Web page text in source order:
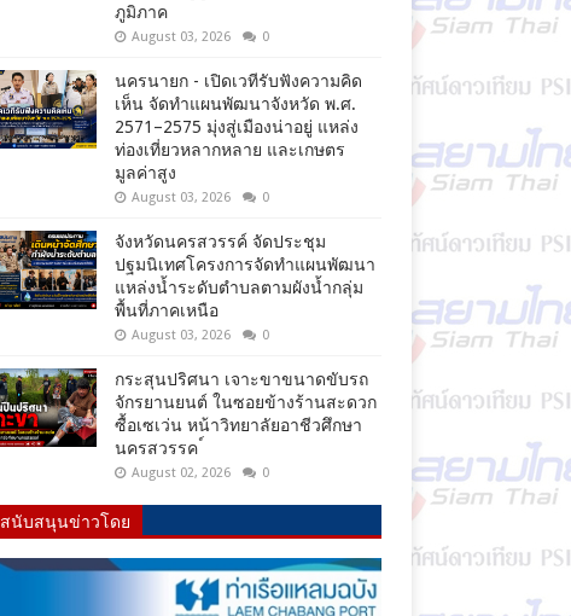
ภูมิภาค
August 03, 2026 0
นครนายก - เปิดเวทีรับฟังความคิด
เห็น จัดทำแผนพัฒนาจังหวัด พ.ศ.
2571–2575 มุ่งสู่เมืองน่าอยู่ แหล่ง
ท่องเที่ยวหลากหลาย และเกษตร
มูลค่าสูง
August 03, 2026 0
จังหวัดนครสวรรค์ จัดประชุม
ปฐมนิเทศโครงการจัดทำแผนพัฒนา
แหล่งน้ำระดับตำบลตามผังน้ำกลุ่ม
พื้นที่ภาคเหนือ
August 03, 2026 0
กระสุนปริศนา เจาะขาขนาดขับรถ
จักรยานยนต์ ในซอยข้างร้านสะดวก
ซื้อเซเว่น หน้าวิทยาลัยอาชีวศึกษา
นครสวรรค ์
August 02, 2026 0
สนับสนุนข่าวโดย